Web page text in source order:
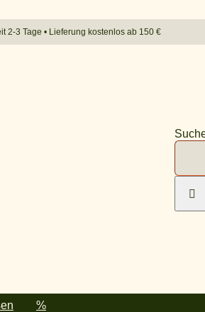
2-3 Tage • Lieferung kostenlos ab 150 €
%